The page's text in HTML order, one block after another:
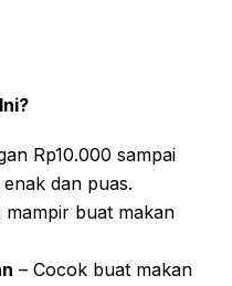
Rp10.000 sampai
dan puas.
mampir buat makan
– Cocok buat makan